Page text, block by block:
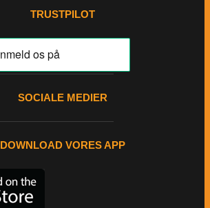
TRUSTPILOT
SOCIALE MEDIER
DOWNLOAD VORES APP